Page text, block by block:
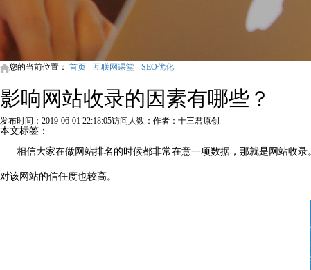
您的当前位置： 首页 - 互联网课堂 - SEO优化
影响网站收录的因素有哪些？
发布时间：2019-06-01 22:18:05访问人数： 作者：十三君原创
本文标签：
相信大家在做网站排名的时候都非常在意一项数据，那就是网站收
对该网站的信任度也较高。